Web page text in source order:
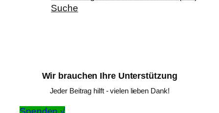
Suche
Wir brauchen Ihre Unterstützung
Jeder Beitrag hilft - vielen lieben Dank!